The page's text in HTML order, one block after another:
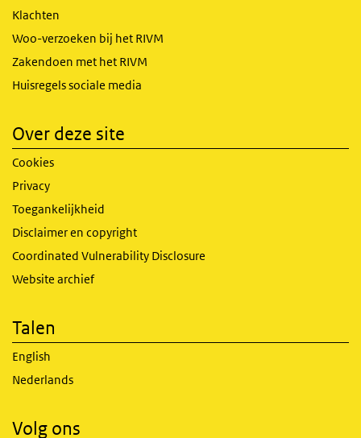
Klachten
Woo-verzoeken bij het RIVM
Zakendoen met het RIVM
Huisregels sociale media
Over deze site
Cookies
Privacy
Toegankelijkheid
Disclaimer en copyright
Coordinated Vulnerability Disclosure
Website archief
Talen
English
Nederlands
Volg ons